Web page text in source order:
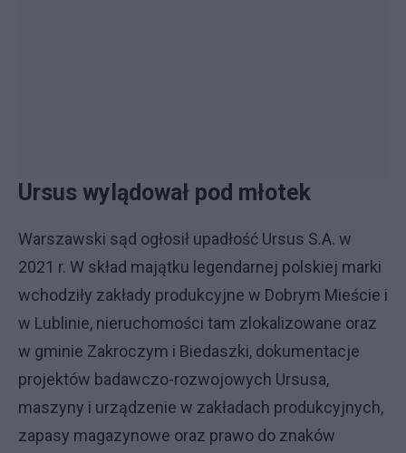
Ursus wylądował pod młotek
Warszawski sąd ogłosił upadłość Ursus S.A. w
2021 r. W skład majątku legendarnej polskiej marki
wchodziły zakłady produkcyjne w Dobrym Mieście i
w Lublinie, nieruchomości tam zlokalizowane oraz
w gminie Zakroczym i Biedaszki, dokumentacje
projektów badawczo-rozwojowych Ursusa,
maszyny i urządzenie w zakładach produkcyjnych,
zapasy magazynowe oraz prawo do znaków